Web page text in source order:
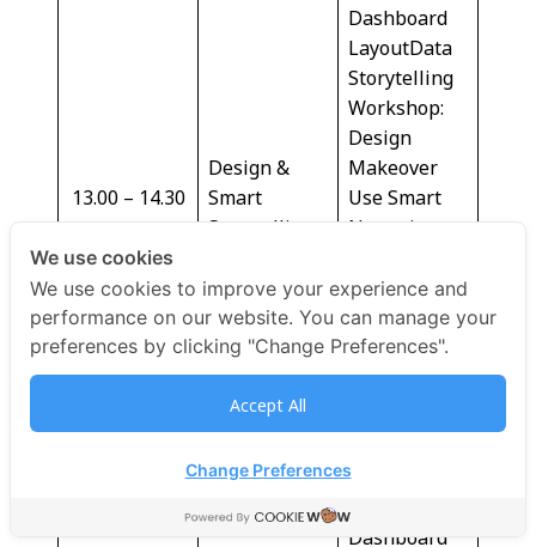
13.00 – 14.30
Design &
Smart
Storytelling
Dashboard
LayoutData
Storytelling
Workshop:
Design
Makeover
Use Smart
Narrative
create JSON
Color
ThemeMidjo
urney/Bing
14.30-14.45
Break
14.45 – 16.00
Project
Workshop:
The Hybrid
Dashboard
We use cookies
We use cookies to improve your experience and
performance on our website. You can manage your
preferences by clicking "Change Preferences".
Accept All
Change Preferences